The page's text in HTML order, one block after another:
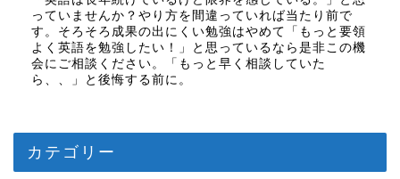
っていませんか？やり方を間違っていれば当たり前で
す。そろそろ成果の出にくい勉強はやめて「もっと要領
よく英語を勉強したい！」と思っているなら是非この機
会にご相談ください。「もっと早く相談していた
ら、、」と後悔する前に。
カテゴリー